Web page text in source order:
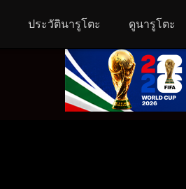
ประวัตินารูโตะ ดูนารูโตะ